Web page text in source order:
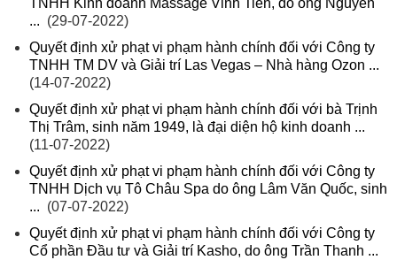
TNHH Kinh doanh Massage Vinh Tiên, do ông Nguyễn
... (29-07-2022)
Quyết định xử phạt vi phạm hành chính đối với Công ty
TNHH TM DV và Giải trí Las Vegas – Nhà hàng Ozon ...
(14-07-2022)
Quyết định xử phạt vi phạm hành chính đối với bà Trịnh
Thị Trâm, sinh năm 1949, là đại diện hộ kinh doanh ...
(11-07-2022)
Quyết định xử phạt vi phạm hành chính đối với Công ty
TNHH Dịch vụ Tô Châu Spa do ông Lâm Văn Quốc, sinh
... (07-07-2022)
Quyết định xử phạt vi phạm hành chính đối với Công ty
Cổ phần Đầu tư và Giải trí Kasho, do ông Trần Thanh ...